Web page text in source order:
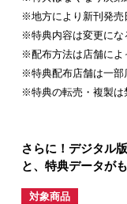
※地方により新刊発売
※特典内容は変更にな
※配布方法は店舗によ
※特典配布店舗は一部
※特典の転売・複製は
さらに！デジタル
と、特典データが
対象商品